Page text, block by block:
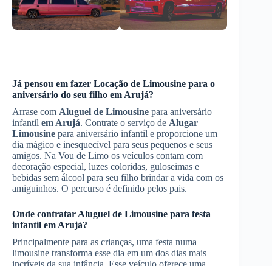
Já pensou em fazer Locação de Limousine para o
aniversário do seu filho em Arujá?
Arrase com Aluguel de Limousine para aniversário
infantil em Arujá. Contrate o serviço de Alugar
Limousine para aniversário infantil e proporcione um
dia mágico e inesquecível para seus pequenos e seus
amigos. Na Vou de Limo os veículos contam com
decoração especial, luzes coloridas, guloseimas e
bebidas sem álcool para seu filho brindar a vida com os
amiguinhos. O percurso é definido pelos pais.
Onde contratar Aluguel de Limousine para festa
infantil em Arujá?
Principalmente para as crianças, uma festa numa
limousine transforma esse dia em um dos dias mais
incríveis da sua infância. Esse veículo oferece uma